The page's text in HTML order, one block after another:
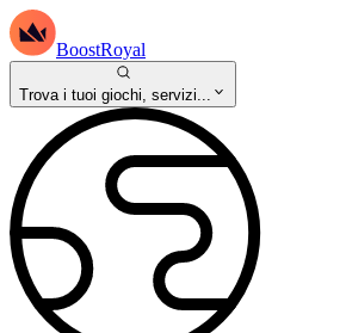
BoostRoyal
Trova i tuoi giochi, servizi...